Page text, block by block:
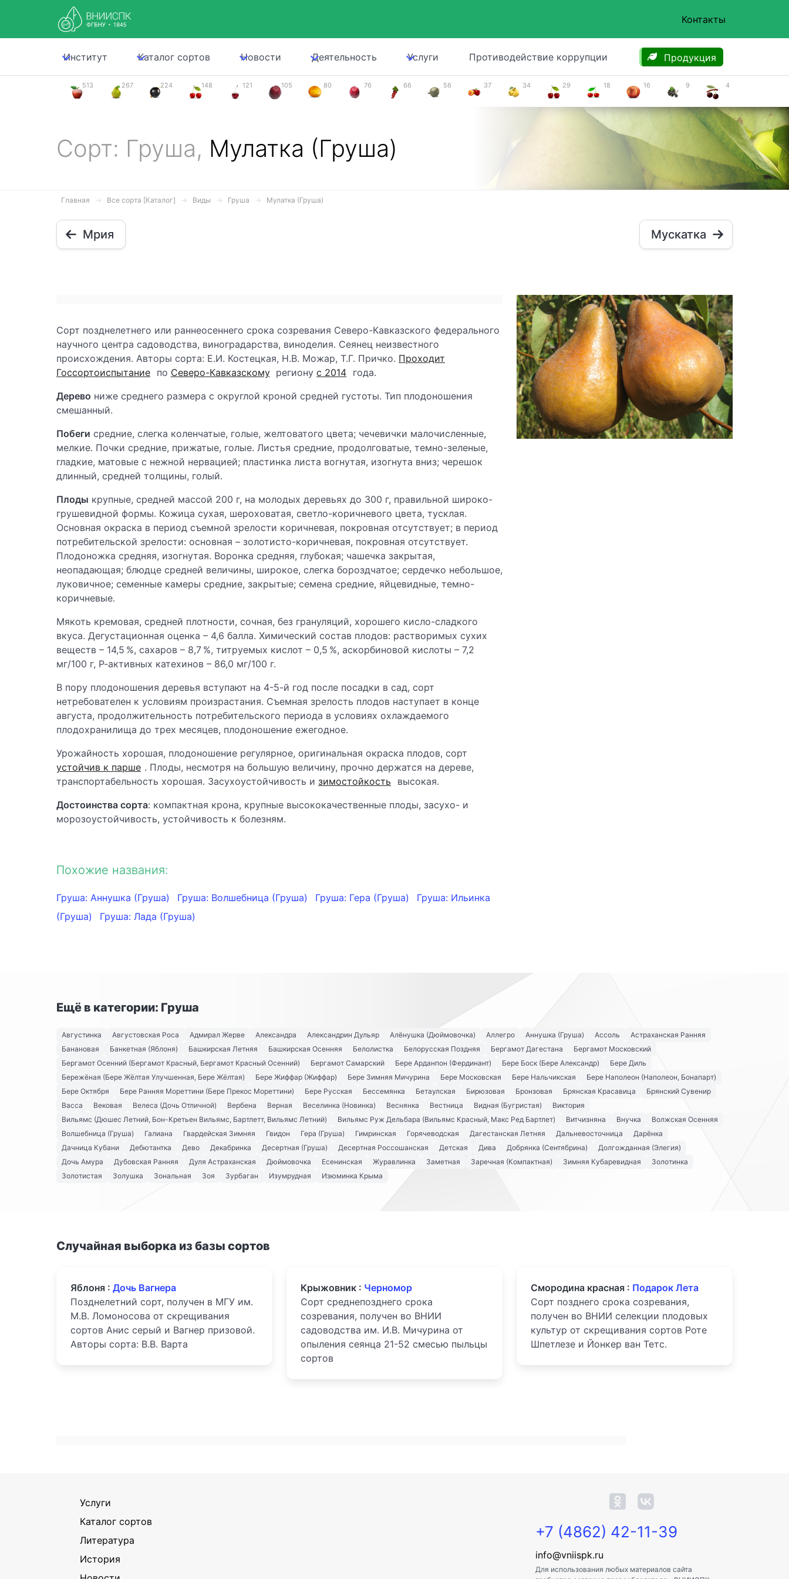
Контакты
Институт Каталог сортов Новости Деятельность Услуги Противодействие коррупции Продукция
513 267 224 148 121 105 80 76 66 56 37 34 29 18 16 9 4
Сорт: Груша, Мулатка (Груша)
Главная Все сорта [Каталог] Виды Груша Мулатка (Груша)
Мрия Мускатка
Сорт позднелетнего или раннеосеннего срока созревания Северо-Кавказского федерального
научного центра садоводства, виноградарства, виноделия. Сеянец неизвестного
происхождения. Авторы сорта: Е.И. Костецкая, Н.В. Можар, Т.Г. Причко. Проходит
Госсортоиспытание по Северо-Кавказскому регионус 2014 года.
Дерево ниже среднего размера с округлой кроной средней густоты. Тип плодоношения
смешанный.
Побеги средние, слегка коленчатые, голые, желтоватого цвета; чечевички малочисленные,
мелкие. Почки средние, прижатые, голые. Листья средние, продолговатые, темно-зеленые,
гладкие, матовые с нежной нервацией; пластинка листа вогнутая, изогнута вниз; черешок
длинный, средней толщины, голый.
Плоды крупные, средней массой 200 г, на молодых деревьях до 300 г, правильной широко-
грушевидной формы. Кожица сухая, шероховатая, светло-коричневого цвета, тусклая.
Основная окраска в период съемной зрелости коричневая, покровная отсутствует; в период
потребительской зрелости: основная – золотисто-коричневая, покровная отсутствует.
Плодоножка средняя, изогнутая. Воронка средняя, глубокая; чашечка закрытая,
неопадающая; блюдце средней величины, широкое, слегка бороздчатое; сердечко небольшое,
луковичное; семенные камеры средние, закрытые; семена средние, яйцевидные, темно-
коричневые.
Мякоть кремовая, средней плотности, сочная, без грануляций, хорошего кисло-сладкого
вкуса. Дегустационная оценка – 4,6 балла. Химический состав плодов: растворимых сухих
веществ – 14,5 %, сахаров – 8,7 %, титруемых кислот – 0,5 %, аскорбиновой кислоты – 7,2
мг/100 г, Р-активных катехинов – 86,0 мг/100 г.
В пору плодоношения деревья вступают на 4-5-й год после посадки в сад, сорт
нетребователен к условиям произрастания. Съемная зрелость плодов наступает в конце
августа, продолжительность потребительского периода в условиях охлаждаемого
плодохранилища до трех месяцев, плодоношение ежегодное.
Урожайность хорошая, плодоношение регулярное, оригинальная окраска плодов, сорт
устойчив к парше . Плоды, несмотря на большую величину, прочно держатся на дереве,
транспортабельность хорошая. Засухоустойчивость и зимостойкость
высокая.
Достоинства сорта: компактная крона, крупные высококачественные плоды, засухо- и
морозоустойчивость, устойчивость к болезням.
Похожие названия:
Груша: Аннушка (Груша) Груша: Волшебница (Груша) Груша: Гера (Груша)
Груша: Ильинка
(Груша)
Груша: Лада (Груша)
Ещё в категории: Груша
Августинка Августовская Роса Адмирал Жерве Александра Александрин Дульяр Алёнушка (Дюймовочка) Аллегро Аннушка (Груша) Ассоль
Астраханская Ранняя
Банановая
Банкетная (Яблоня) Башкирская Летняя Башкирская Осенняя Белолистка Белорусская Поздняя Бергамот Дагестана
Бергамот Московский
Бергамот Осенний (Бергамот Красный, Бергамот Красный Осенний)
Бергамот Самарский Бере Арданпон (Фердинант) Бере Боск (Бере Александр)
Бере Диль
Бережёная (Бере Жёлтая Улучшенная, Бере Жёлтая)
Бере Жиффар (Жиффар) Бере Зимняя Мичурина Бере Московская Бере Нальчикская
Бере Наполеон (Наполеон, Бонапарт)
Бере Октября
Бере Ранняя Мореттини (Бере Прекос Мореттини) Бере Русская Бессемянка Бетаулская Бирюзовая Бронзовая Брянская Красавица
Брянский Сувенир
Васса
Вековая Велеса (Дочь Отличной) Вербена Верная Веселинка (Новинка) Веснянка Вестница Видная (Бугристая)
Виктория
Вильямс (Дюшес Летний, Бон-Кретьен Вильямс, Бартлетт, Вильямс Летний)
Вильямс Руж Дельбара (Вильямс Красный, Макс Ред Бартлет) Витчизняна Внучка
Волжская Осенняя
Волшебница (Груша)
Галиана Гвардейская Зимняя Гвидон Гера (Груша) Гимринская Горячеводская Дагестанская Летняя Дальневосточница
Дарёнка
Дачница Кубани
Дебютантка Дево Декабринка Десертная (Груша) Десертная Россошанская Детская Дива Добрянка (Сентябрина)
Долгожданная (Элегия)
Дочь Амура
Дубовская Ранняя Дуля Астраханская Дюймовочка Есенинская Журавлинка Заметная Заречная (Компактная) Зимняя Кубаревидная
Золотинка
Золотистая
Золушка Зональная Зоя Зурбаган Изумрудная Изюминка Крыма
Случайная выборка из базы сортов
Яблоня : Дочь Вагнера
Позднелетний сорт, получен в МГУ им.
М.В. Ломоносова от скрещивания
сортов Анис серый и Вагнер призовой.
Авторы сорта: В.В. Варта
Крыжовник : Черномор
Сорт среднепозднего срока
созревания, получен во ВНИИ
садоводства им. И.В. Мичурина от
опыления сеянца 21-52 смесью пыльцы
сортов
Смородина красная : Подарок Лета
Сорт позднего срока созревания,
получен во ВНИИ селекции плодовых
культур от скрещивания сортов Роте
Шпетлезе и Йонкер ван Тетс.
Услуги
Каталог сортов
Литература
История
+7 (4862) 42-11-39
info@vniispk.ru
Для использования любых материалов сайта